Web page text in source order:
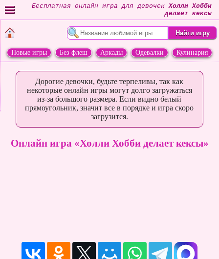
Бесплатная онлайн игра для девочекХолли Хобби
делает кексы
Новые игры Без флеш Аркады Одевалки
Кулинария
Дорогие девочки, будьте терпеливы, так как
некоторые онлайн игры могут долго загружаться
из-за большого размера. Если видно белый
прямоугольник, значит все в порядке и игра скоро
загрузится.
Онлайн игра «Холли Хобби делает кексы»